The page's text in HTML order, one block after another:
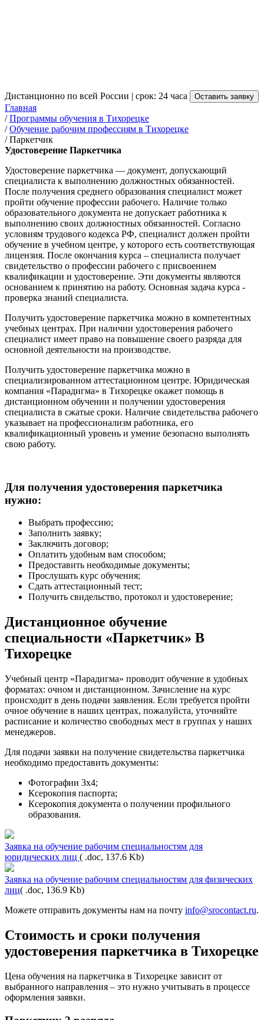
Дистанционно по всей России | срок: 24 часа Оставить заявку
Главная
/Программы обучения в Тихорецке
/Обучение рабочим профессиям в Тихорецке
/Паркетчик
Удостоверение Паркетчика
Удостоверение паркетчика — документ, допускающий
специалиста к выполнению должностных обязанностей.
После получения среднего образования специалист может
пройти обучение профессии рабочего. Наличие только
образовательного документа не допускает работника к
выполнению своих должностных обязанностей. Согласно
условиям трудового кодекса РФ, специалист должен пройти
обучение в учебном центре, у которого есть соответствующая
лицензия. После окончания курса – специалиста получает
свидетельство о профессии рабочего с присвоением
квалификации и удостоверение. Эти документы являются
основанием к принятию на работу. Основная задача курса -
проверка знаний специалиста.
Получить удостоверение паркетчика можно в компетентных
учебных центрах. При наличии удостоверения рабочего
специалист имеет право на повышение своего разряда для
основной деятельности на производстве.
Получить удостоверение паркетчика можно в
специализированном аттестационном центре. Юридическая
компания «Парадигма» в Тихорецке окажет помощь в
дистанционном обучении и получении удостоверения
специалиста в сжатые сроки. Наличие свидетельства рабочего
указывает на профессионализм работника, его
квалификационный уровень и умение безопасно выполнять
свою работу.
Для получения удостоверения паркетчика
нужно:
Выбрать профессию;
Заполнить заявку;
Заключить договор;
Оплатить удобным вам способом;
Предоставить необходимые документы;
Прослушать курс обучения;
Сдать аттестационный тест;
Получить свидельство, протокол и удостоверение;
Дистанционное обучение
специальности «Паркетчик» В
Тихорецке
Учебный центр «Парадигма» проводит обучение в удобных
форматах: очном и дистанционном. Зачисление на курс
происходит в день подачи заявления. Если требуется пройти
очное обучение в наших центрах, пожалуйста, уточняйте
расписание и количество свободных мест в группах у наших
менеджеров.
Для подачи заявки на получение свидетельства паркетчика
необходимо предоставить документы:
Фотографии 3х4;
Ксерокопия паспорта;
Ксерокопия документа о получении профильного
образования.
Заявка на обучение рабочим специальностям для
юридических лиц ( .doc, 137.6 Kb)
Заявка на обучение рабочим специальностям для физических
лиц( .doc, 136.9 Kb)
Можете отправить документы нам на почту info@srocontact.ru.
Стоимость и сроки получения
удостоверения паркетчика в Тихорецке
Цена обучения на паркетчика в Тихорецке зависит от
выбранного направления – это нужно учитывать в процессе
оформления заявки.